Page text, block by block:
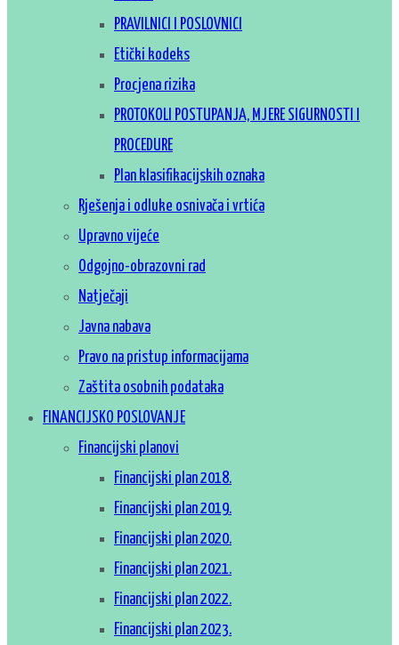
PRAVILNICI I POSLOVNICI
Etički kodeks
Procjena rizika
PROTOKOLI POSTUPANJA, MJERE SIGURNOSTI I
PROCEDURE
Plan klasifikacijskih oznaka
Rješenja i odluke osnivača i vrtića
Upravno vijeće
Odgojno-obrazovni rad
Natječaji
Javna nabava
Pravo na pristup informacijama
Zaštita osobnih podataka
FINANCIJSKO POSLOVANJE
Financijski planovi
Financijski plan 2018.
Financijski plan 2019.
Financijski plan 2020.
Financijski plan 2021.
Financijski plan 2022.
Financijski plan 2023.